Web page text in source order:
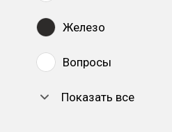
Железо
Вопросы
Показать все